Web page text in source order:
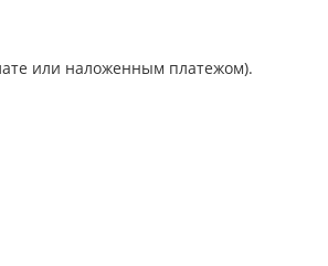
или наложенным платежом).